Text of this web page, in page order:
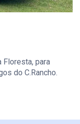
Floresta, para
do C.Rancho.